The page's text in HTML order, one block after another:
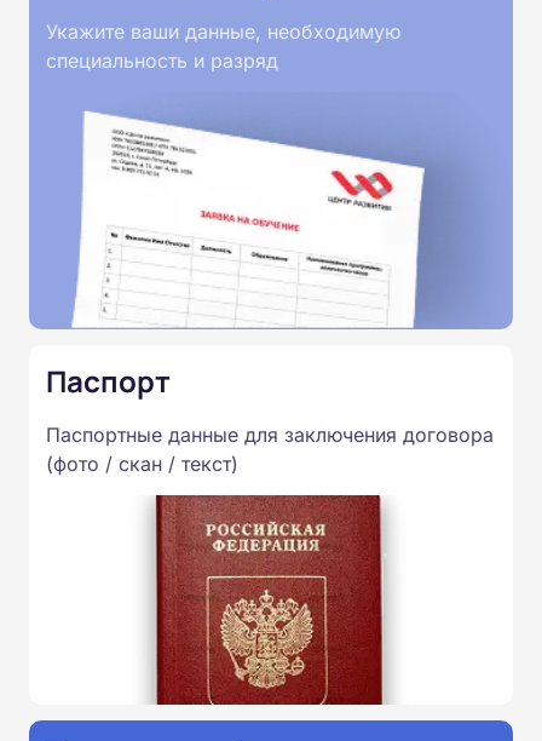
Укажите ваши данные, необходимую
специальность и разряд
Паспорт
Паспортные данные для заключения договора
(фото / скан / текст)